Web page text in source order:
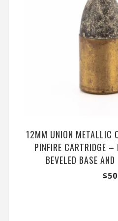
12MM UNION METALLIC
PINFIRE CARTRIDGE –
BEVELED BASE
$50